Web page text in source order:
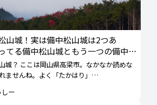
山城！実は備中松山城は2つあ
てる備中松山城ともう一つの備中松
城？ ここは岡山県高梁市。なかなか読めな
ませんね。よく「たかはり」…
ー